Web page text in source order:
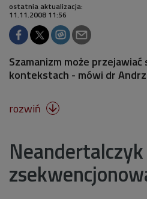
ostatnia aktualizacja:
11.11.2008 11:56
Szamanizm może przejawiać
kontekstach - mówi dr
rozwiń 
Neandertalczyk